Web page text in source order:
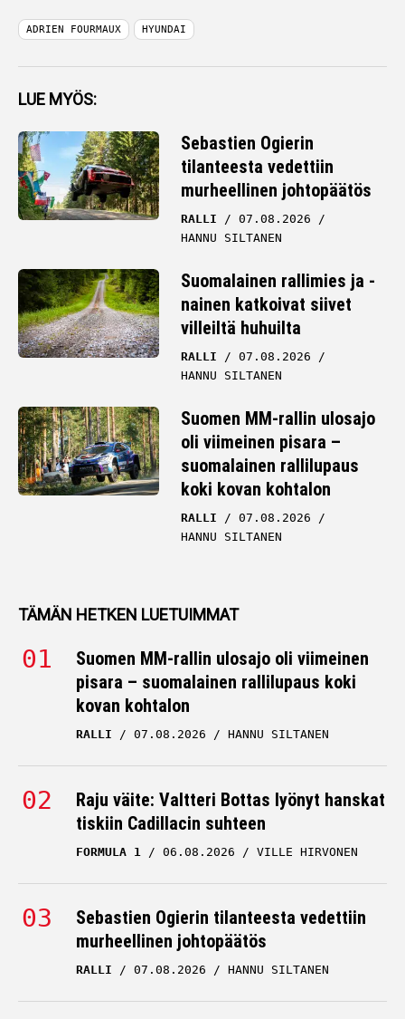
ADRIEN FOURMAUX HYUNDAI
LUE MYÖS:
Sebastien Ogierin
tilanteesta vedettiin
murheellinen johtopäätös
RALLI
07.08.2026
HANNU SILTANEN
Suomalainen rallimies ja -
nainen katkoivat siivet
villeiltä huhuilta
RALLI
07.08.2026
HANNU SILTANEN
Suomen MM-rallin ulosajo
oli viimeinen pisara –
suomalainen rallilupaus
koki kovan kohtalon
RALLI
07.08.2026
HANNU SILTANEN
TÄMÄN HETKEN LUETUIMMAT
Suomen MM-rallin ulosajo oli viimeinen
pisara – suomalainen rallilupaus koki
kovan kohtalon
RALLI 07.08.2026 HANNU SILTANEN
Raju väite: Valtteri Bottas lyönyt hanskat
tiskiin Cadillacin suhteen
FORMULA 1 06.08.2026 VILLE HIRVONEN
Sebastien Ogierin tilanteesta vedettiin
murheellinen johtopäätös
RALLI 07.08.2026 HANNU SILTANEN